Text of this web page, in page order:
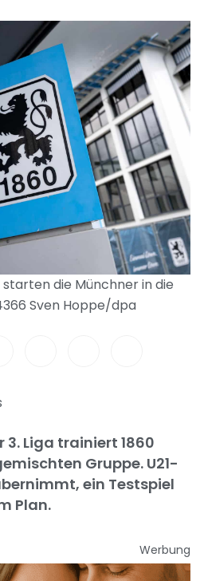
die Münchner in die
Sven Hoppe/dpa
3. Liga trainiert 1860
Gruppe. U21-
ein Testspiel
Plan.
Werbung